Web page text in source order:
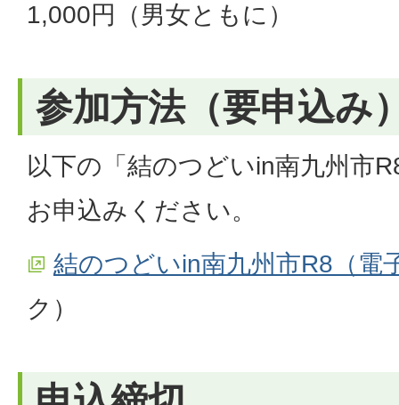
1,000円（男女ともに）
参加方法（要申込み
以下の「結のつどいin南九州市
お申込みください。
結のつどいin南九州市R8（電
ク）